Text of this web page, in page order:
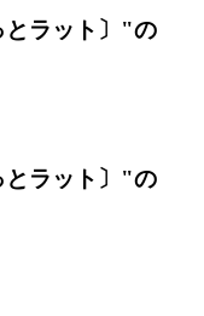
とラット〕"の
とラット〕"の